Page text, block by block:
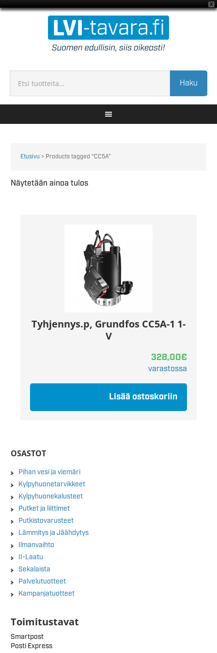
X
Haku
Etusivu > Products tagged “CC5A”
Näytetään ainoa tulos
Tyhjennys.p, Grundfos CC5A-1 1-
V
328,00€
varastossa
Lisää ostoskoriin
OSASTOT
Pihan vesi ja viemäri
Kylpyhuonetarvikkeet
Kylpyhuonekalusteet
Putket ja liittimet
Putkistovarusteet
Lämmitys ja Jäähdytys
Ilmanvaihto
II-Laatu
Sekalaista
Palvelutuotteet
Kampanjatuotteet
Toimitustavat
Smartpost
Posti Express